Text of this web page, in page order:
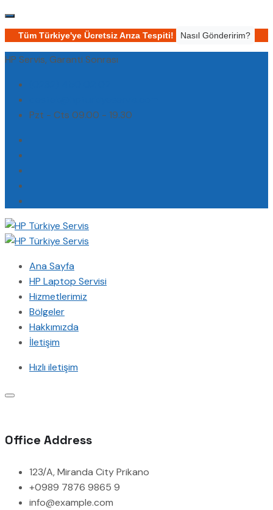
Tüm Türkiye'ye Ücretsiz Arıza Tespiti! Nasıl Gönderirim?
HP Servis, Garanti Sonrası
Pzt - Cts 09.00 - 19.30
Ana Sayfa
HP Laptop Servisi
Hizmetlerimiz
Bölgeler
Hakkımızda
İletişim
Hızlı iletişim
Office Address
123/A, Miranda City Prikano
+0989 7876 9865 9
info@example.com